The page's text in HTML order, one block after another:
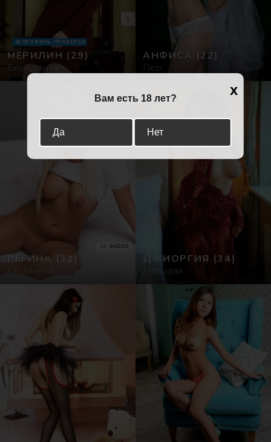
МЕРИЛИН (29)
Блондинка
ПРОФИЛЬ ПРОВЕРЕН
АНФИСА (22)
Пер
РЕГИНА (31)
ВИДЕО
ДЖИОРГИЯ (34)
Молодая
x
Вам есть 18 лет?
Да Нет